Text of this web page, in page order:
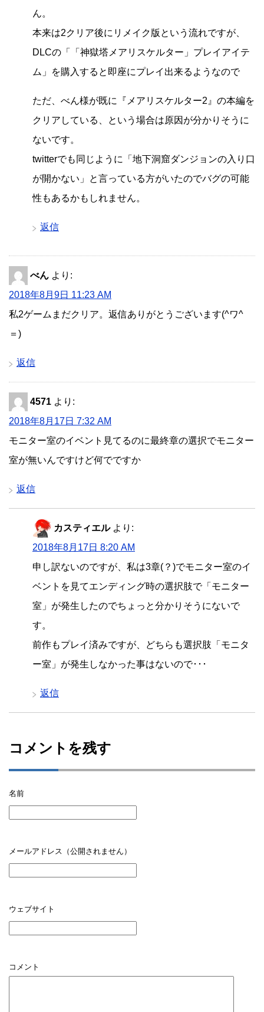
ん。
本来は2クリア後にリメイク版という流れですが、
DLCの「「神獄塔メアリスケルター」プレイアイテ
ム」を購入すると即座にプレイ出来るようなので
ただ、べん様が既に『メアリスケルター2』の本編を
クリアしている、という場合は原因が分かりそうに
ないです。
twitterでも同じように「地下洞窟ダンジョンの入り口
が開かない」と言っている方がいたのでバグの可能
性もあるかもしれません。
返信
べん より:
2018年8月9日 11:23 AM
私2ゲームまだクリア。返信ありがとうございます(^ワ^
＝)
返信
4571 より:
2018年8月17日 7:32 AM
モニター室のイベント見てるのに最終章の選択でモニター
室が無いんですけど何でですか
返信
カスティエル より:
2018年8月17日 8:20 AM
申し訳ないのですが、私は3章(？)でモニター室のイ
ベントを見てエンディング時の選択肢で「モニター
室」が発生したのでちょっと分かりそうにないで
す。
前作もプレイ済みですが、どちらも選択肢「モニタ
ー室」が発生しなかった事はないので･･･
返信
コメントを残す
名前
メールアドレス（公開されません）
ウェブサイト
コメント